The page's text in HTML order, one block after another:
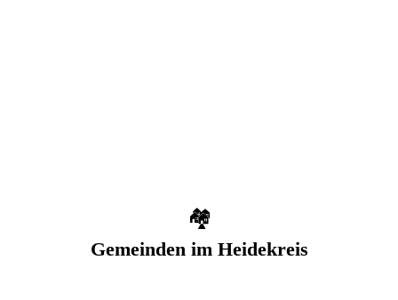
🏘️
Gemeinden im Heidekreis